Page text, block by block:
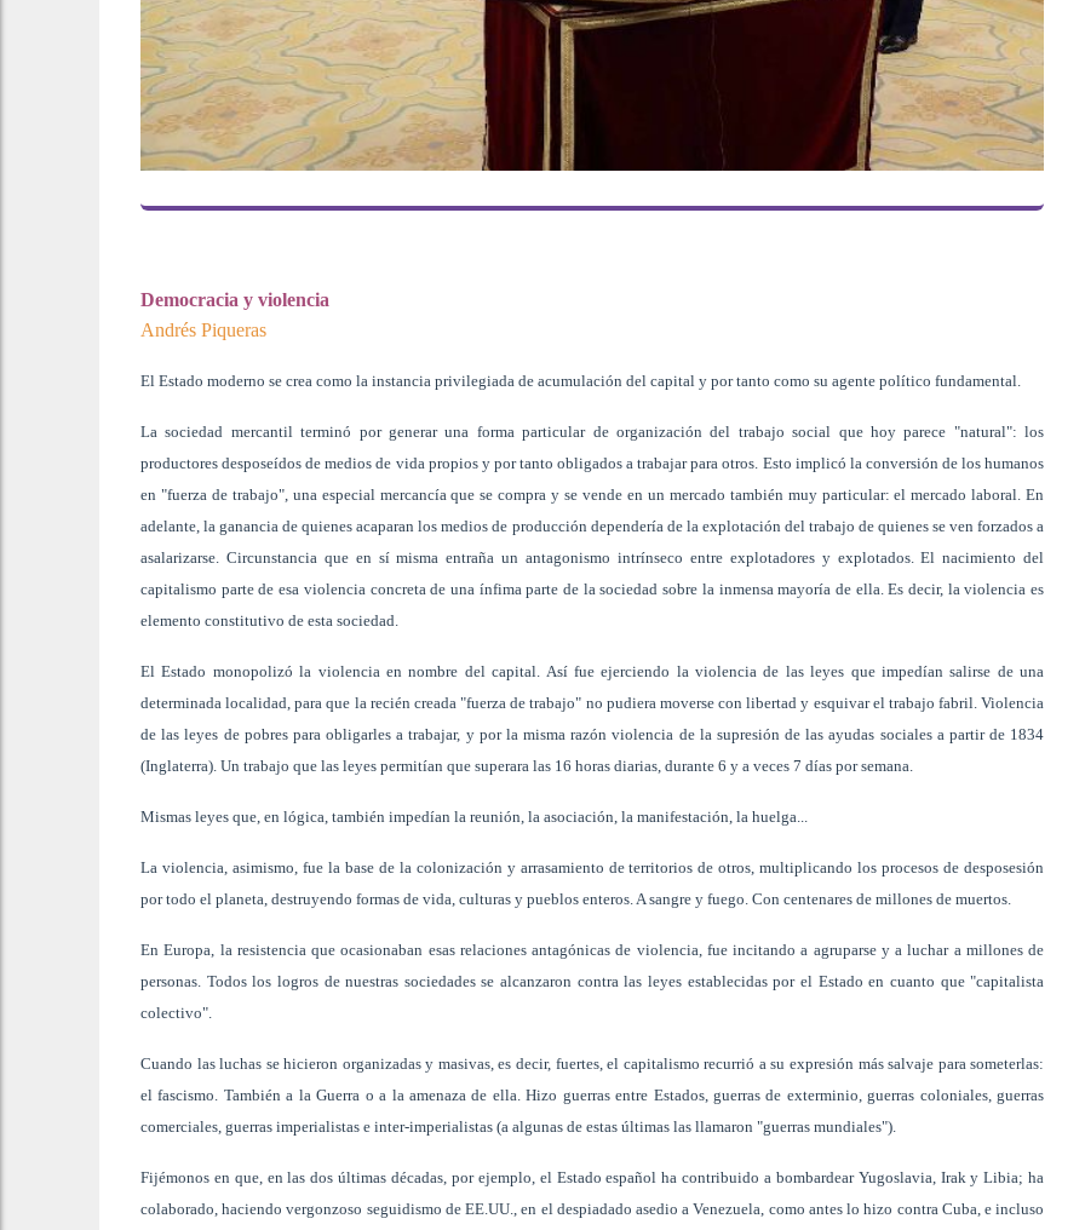
Democracia y violencia
Andrés Piqueras
El Estado moderno se crea como la instancia privilegiada de acumulación del capital y por tanto como su agente político fundamental.
La sociedad mercantil terminó por generar una forma particular de organización del trabajo social que hoy parece "natural": los
productores desposeídos de medios de vida propios y por tanto obligados a trabajar para otros. Esto implicó la conversión de los humanos
en "fuerza de trabajo", una especial mercancía que se compra y se vende en un mercado también muy particular: el mercado laboral. En
adelante, la ganancia de quienes acaparan los medios de producción dependería de la explotación del trabajo de quienes se ven forzados a
asalarizarse. Circunstancia que en sí misma entraña un antagonismo intrínseco entre explotadores y explotados. El nacimiento del
capitalismo parte de esa violencia concreta de una ínfima parte de la sociedad sobre la inmensa mayoría de ella. Es decir, la violencia es
elemento constitutivo de esta sociedad.
El Estado monopolizó la violencia en nombre del capital. Así fue ejerciendo la violencia de las leyes que impedían salirse de una
determinada localidad, para que la recién creada "fuerza de trabajo" no pudiera moverse con libertad y esquivar el trabajo fabril. Violencia
de las leyes de pobres para obligarles a trabajar, y por la misma razón violencia de la supresión de las ayudas sociales a partir de 1834
(Inglaterra). Un trabajo que las leyes permitían que superara las 16 horas diarias, durante 6 y a veces 7 días por semana.
Mismas leyes que, en lógica, también impedían la reunión, la asociación, la manifestación, la huelga...
La violencia, asimismo, fue la base de la colonización y arrasamiento de territorios de otros, multiplicando los procesos de desposesión
por todo el planeta, destruyendo formas de vida, culturas y pueblos enteros. A sangre y fuego. Con centenares de millones de muertos.
En Europa, la resistencia que ocasionaban esas relaciones antagónicas de violencia, fue incitando a agruparse y a luchar a millones de
personas. Todos los logros de nuestras sociedades se alcanzaron contra las leyes establecidas por el Estado en cuanto que "capitalista
colectivo".
Cuando las luchas se hicieron organizadas y masivas, es decir, fuertes, el capitalismo recurrió a su expresión más salvaje para someterlas:
el fascismo. También a la Guerra o a la amenaza de ella. Hizo guerras entre Estados, guerras de exterminio, guerras coloniales, guerras
comerciales, guerras imperialistas e inter-imperialistas (a algunas de estas últimas las llamaron "guerras mundiales").
Fijémonos en que, en las dos últimas décadas, por ejemplo, el Estado español ha contribuido a bombardear Yugoslavia, Irak y Libia; ha
colaborado, haciendo vergonzoso seguidismo de EE.UU., en el despiadado asedio a Venezuela, como antes lo hizo contra Cuba, e incluso